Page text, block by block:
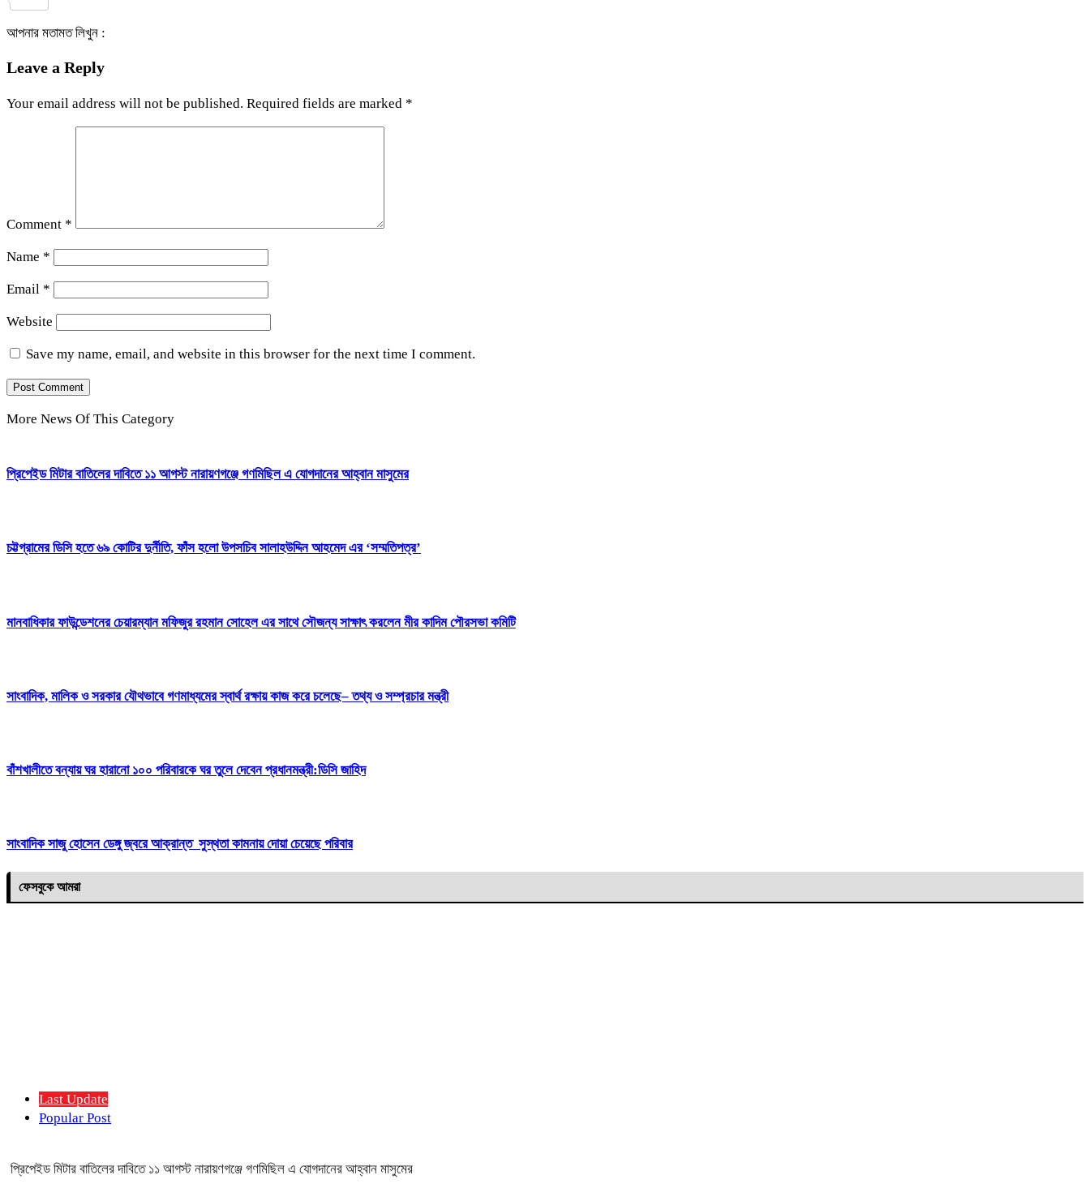
আপনার মতামত লিখুন :
Leave a Reply
Your email address will not be published. Required fields are marked *
Comment *
Name *
Email *
Website
Save my name, email, and website in this browser for the next time I comment.
More News Of This Category
প্রিপেইড মিটার বাতিলের দাবিতে ১১ আগস্ট নারায়ণগঞ্জে গণমিছিল এ যোগদানের আহ্বান মাসুমের
চট্টগ্রামের ডিসি হতে ৬৯ কোটির দুর্নীতি, ফাঁস হলো উপসচিব সালাহউদ্দিন আহমেদ এর ‘সম্মতিপত্র’
মানবাধিকার ফাউন্ডেশনের চেয়ারম্যান মফিজুর রহমান সোহেল এর সাথে সৌজন্য সাক্ষাৎ করলেন মীর কাদিম পৌরসভা কমিটি
সাংবাদিক, মালিক ও সরকার যৌথভাবে গণমাধ্যমের স্বার্থ রক্ষায় কাজ করে চলেছে– তথ্য ও সম্প্রচার মন্ত্রী
বাঁশখালীতে বন্যায় ঘর হারানো ১০০ পরিবারকে ঘর তুলে দেবেন প্রধানমন্ত্রী:ডিসি জাহিদ
সাংবাদিক সাজু হোসেন ডেঙ্গু জ্বরে আক্রান্ত সুস্থতা কামনায় দোয়া চেয়েছে পরিবার
ফেসবুকে আমরা
Last Update
Popular Post
প্রিপেইড মিটার বাতিলের দাবিতে ১১ আগস্ট নারায়ণগঞ্জে গণমিছিল এ যোগদানের আহ্বান মাসুমের